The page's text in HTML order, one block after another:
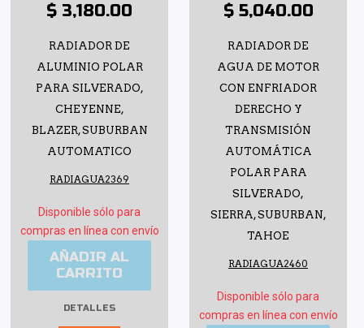
$ 3,180.00
RADIADOR DE
ALUMINIO POLAR
PARA SILVERADO,
CHEYENNE,
BLAZER, SUBURBAN
AUTOMATICO
RADIAGUA2369
Disponible sólo para
compras en línea con envío
AÑADIR AL
CARRITO
DETALLES
$ 5,040.00
RADIADOR DE
AGUA DE MOTOR
CON ENFRIADOR
DERECHO Y
TRANSMISIÓN
AUTOMÁTICA
POLAR PARA
SILVERADO,
SIERRA, SUBURBAN,
TAHOE
RADIAGUA2460
Disponible sólo para
compras en línea con envío